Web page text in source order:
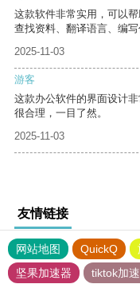
这款软件非常实用，可以
查找资料、翻译语言、编写
2025-11-03
游客
这款办公软件的界面设计
很合理，一目了然。
2025-11-03
友情链接
网站地图 QuickQ
坚果加速器
tiktok加